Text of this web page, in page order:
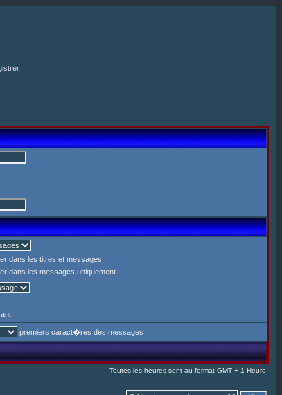
dans les titres et messages
dans les messages uniquement
premiers caract�res des messages
Toutes les heures sont au format GMT + 1 Heure